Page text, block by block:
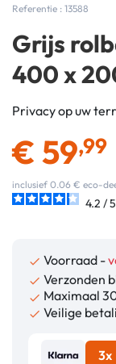
Referentie : 13588
Grijs
400 x
Privacy op uw
€ 59,99
inclusief 0.06 € eco-
4.2 /5
 Voorraad -
 Verzonden
 Maximaal
 Veilige
3x